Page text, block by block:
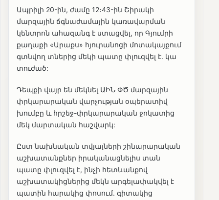
Ապրիլի 20-ին, ժամը 12։43-ին Շիրակի
մարզային ճգնաժամային կառավարման
կենտրոն ահազանգ է ստացվել, որ Գյումրի
քաղաքի «Արաքս» հյուրանոցի մոտակայքում
գտնվող տներից մեկի պատը փլուզվել է. կա
տուժած:
Դեպքի վայր են մեկնել ԱԻՆ ՓԾ մարզային
փրկարարական վարչության օպերատիվ
խումբը և հրշեջ-փրկարարական ջոկատից
մեկ մարտական հաշվարկ:
Ըստ նախնական տվյալների շինարարական
աշխատանքներ իրականացնելիս տան
պատը փլուզվել է, ինչի հետևանքով
աշխատակիցներից մեկն արգելափակվել է
պատին հարակից փոսում. գիտակից